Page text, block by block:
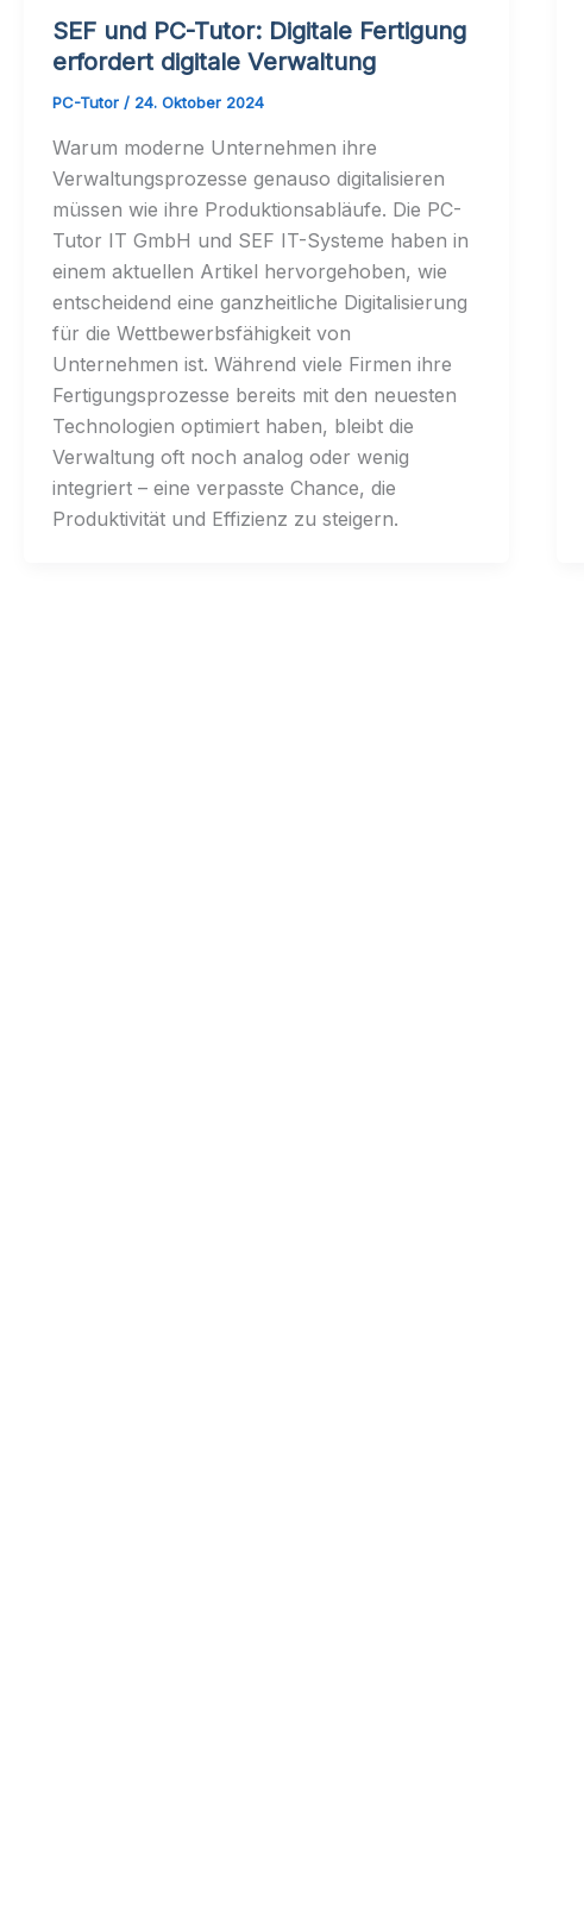
SEF und PC-Tutor: Digitale Fertigung
erfordert digitale Verwaltung
PC-Tutor / 24. Oktober 2024
Warum moderne Unternehmen ihre
Verwaltungsprozesse genauso digitalisieren
müssen wie ihre Produktionsabläufe. Die PC-
Tutor IT GmbH und SEF IT-Systeme haben in
einem aktuellen Artikel hervorgehoben, wie
entscheidend eine ganzheitliche Digitalisierung
für die Wettbewerbsfähigkeit von
Unternehmen ist. Während viele Firmen ihre
Fertigungsprozesse bereits mit den neuesten
Technologien optimiert haben, bleibt die
Verwaltung oft noch analog oder wenig
integriert – eine verpasste Chance, die
Produktivität und Effizienz zu steigern.